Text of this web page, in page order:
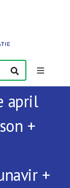
Toggle
april
+
+